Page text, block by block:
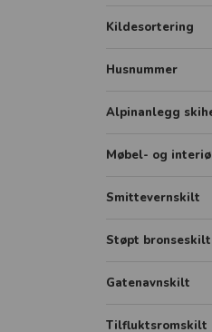
Redning og
Kildesortering
Merkeordningen
Husnummer
Alpinanlegg
Møbel- og
Smittevernskilt
Skilt
Støpt bronseskilt
Gatenavnskilt
Gatenavn
Tilfluktsromskilt